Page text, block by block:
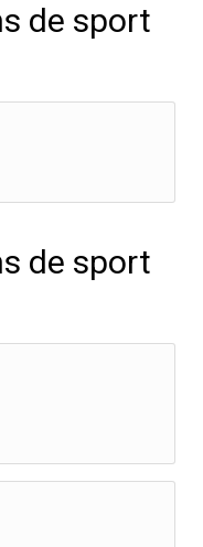
de sport
de sport